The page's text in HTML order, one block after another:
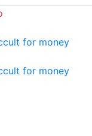
for money
for money